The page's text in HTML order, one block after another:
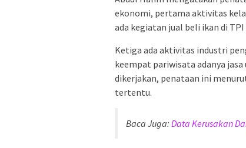
ekonomi, pertama aktivitas
ada kegiatan jual beli ikan di
Ketiga ada aktivitas industri
keempat pariwisata adanya
dikerjakan, penataan ini
tertentu.
Baca Juga: Data Kerusakan